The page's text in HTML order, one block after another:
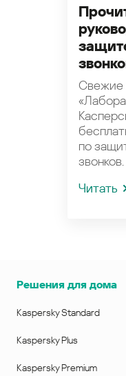
Свежие
по
звонков.
Читать
Решения для дома
Kaspersky Standard
Kaspersky Plus
Kaspersky Premium